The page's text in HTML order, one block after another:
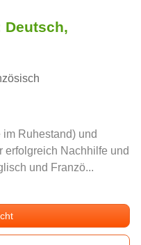
Deutsch,
Ruhestand) und
erfolgreich Nachhilfe und
und Franzö...